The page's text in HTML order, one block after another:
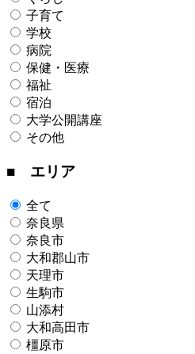
子育て
学校
病院
保健・医療
福祉
宿泊
大学公開講座
その他
■ エリア
全て
奈良県
奈良市
大和郡山市
天理市
生駒市
山添村
大和高田市
橿原市